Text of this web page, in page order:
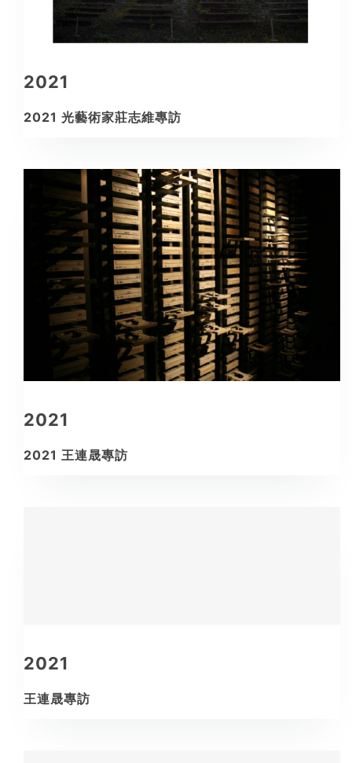
2021
2021 光藝術家莊志維專訪
2021
2021 王連晟專訪
2021
王連晟專訪